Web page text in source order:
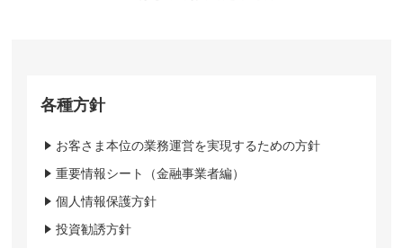
各種方針
お客さま本位の業務運営を実現するための方針
重要情報シート（金融事業者編）
個人情報保護方針
投資勧誘方針